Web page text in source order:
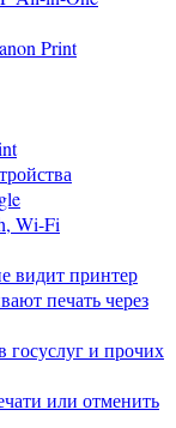
Print
Wi-Fi
видит принтер
печать через
госуслуг и прочих
или отменить